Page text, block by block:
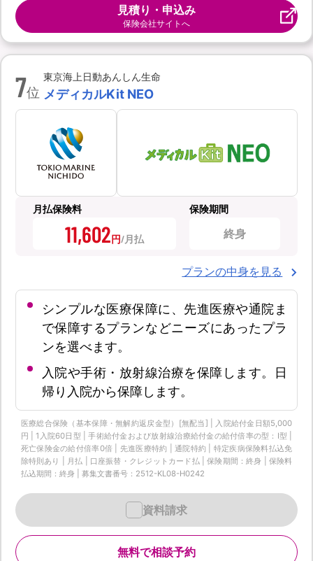
見積り・申込み
保険会社サイトへ
7位
東京海上日動あんしん生命
メディカルKit NEO
月払保険料
11,602円
保険期間
終身
プランの中身を見る
シンプルな医療保障に、先進医療や通院ま
で保障するプランなどニーズにあったプラ
ンを選べます。
入院や手術・放射線治療を保障します。日
帰り入院から保障します。
医療総合保険（基本保障・無解約返戻金型）[無配当] | 入院給付金日額5,000
円 | 1入院60日型 | 手術給付金および放射線治療給付金の給付倍率の型：I型 |
死亡保険金の給付倍率0倍 | 先進医療特約 | 通院特約 | 特定疾病保険料払込免
除特則あり | 月払 | 口座振替・クレジットカード払 | 保険期間：終身 | 保険料
払込期間：終身 | 募集文書番号：2512-KL08-H0242
無料で相談予約
資料請求